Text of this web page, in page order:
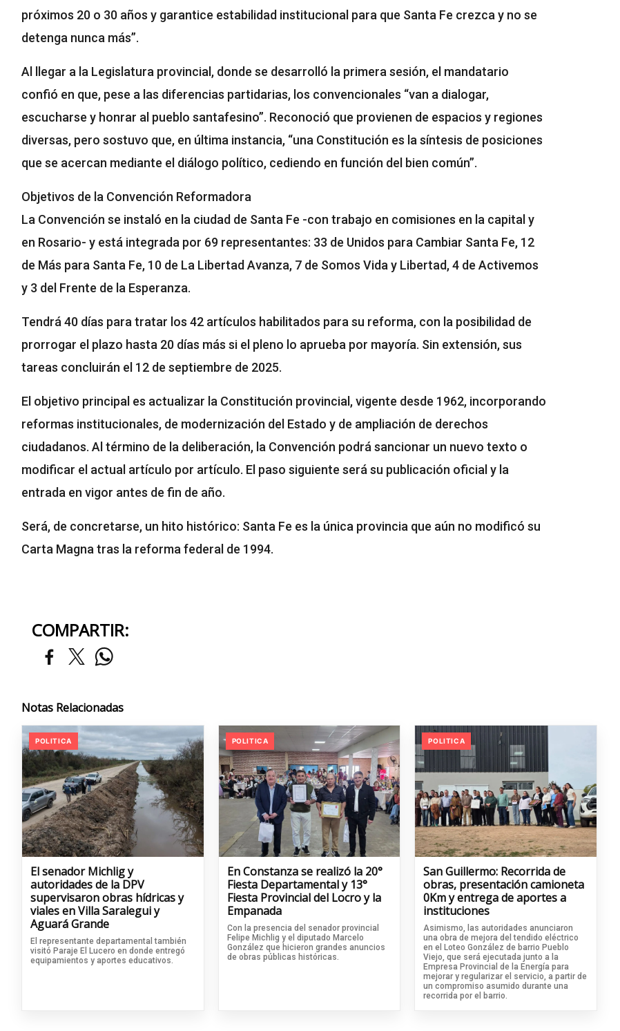
próximos 20 o 30 años y garantice estabilidad institucional para que Santa Fe crezca y no se
detenga nunca más”.
Al llegar a la Legislatura provincial, donde se desarrolló la primera sesión, el mandatario
confió en que, pese a las diferencias partidarias, los convencionales “van a dialogar,
escucharse y honrar al pueblo santafesino”. Reconoció que provienen de espacios y regiones
diversas, pero sostuvo que, en última instancia, “una Constitución es la síntesis de posiciones
que se acercan mediante el diálogo político, cediendo en función del bien común”.
Objetivos de la Convención Reformadora
La Convención se instaló en la ciudad de Santa Fe -con trabajo en comisiones en la capital y
en Rosario- y está integrada por 69 representantes: 33 de Unidos para Cambiar Santa Fe, 12
de Más para Santa Fe, 10 de La Libertad Avanza, 7 de Somos Vida y Libertad, 4 de Activemos
y 3 del Frente de la Esperanza.
Tendrá 40 días para tratar los 42 artículos habilitados para su reforma, con la posibilidad de
prorrogar el plazo hasta 20 días más si el pleno lo aprueba por mayoría. Sin extensión, sus
tareas concluirán el 12 de septiembre de 2025.
El objetivo principal es actualizar la Constitución provincial, vigente desde 1962, incorporando
reformas institucionales, de modernización del Estado y de ampliación de derechos
ciudadanos. Al término de la deliberación, la Convención podrá sancionar un nuevo texto o
modificar el actual artículo por artículo. El paso siguiente será su publicación oficial y la
entrada en vigor antes de fin de año.
Será, de concretarse, un hito histórico: Santa Fe es la única provincia que aún no modificó su
Carta Magna tras la reforma federal de 1994.
COMPARTIR:
Notas Relacionadas
POLITICA
El senador Michlig y
autoridades de la DPV
supervisaron obras hídricas y
viales en Villa Saralegui y
Aguará Grande
El representante departamental también
visitó Paraje El Lucero en donde entregó
equipamientos y aportes educativos.
POLITICA
En Constanza se realizó la 20°
Fiesta Departamental y 13°
Fiesta Provincial del Locro y la
Empanada
Con la presencia del senador provincial
Felipe Michlig y el diputado Marcelo
González que hicieron grandes anuncios
de obras públicas históricas.
POLITICA
San Guillermo: Recorrida de
obras, presentación camioneta
0Km y entrega de aportes a
instituciones
Asimismo, las autoridades anunciaron
una obra de mejora del tendido eléctrico
en el Loteo González de barrio Pueblo
Viejo, que será ejecutada junto a la
Empresa Provincial de la Energía para
mejorar y regularizar el servicio, a partir de
un compromiso asumido durante una
recorrida por el barrio.